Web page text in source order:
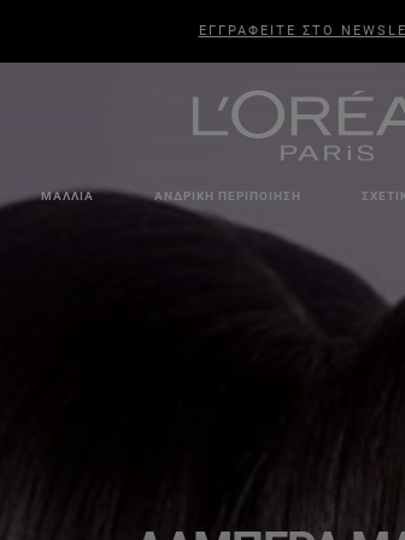
ΕΓΓΡΑΦΕΙΤΕ ΣΤΟ
ΜΑΛΛΙΆ ΑΝΔΡΙΚΉ ΠΕΡΙΠΟΊΗΣΗ